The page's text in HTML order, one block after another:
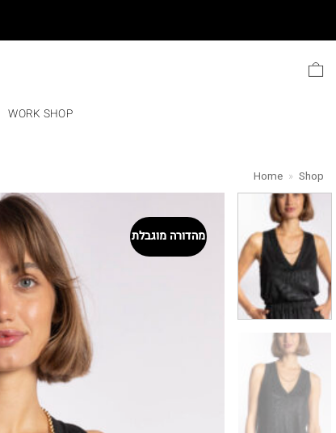
content
WORK SHOP
Home » Shop
מהדורה מוגבלת